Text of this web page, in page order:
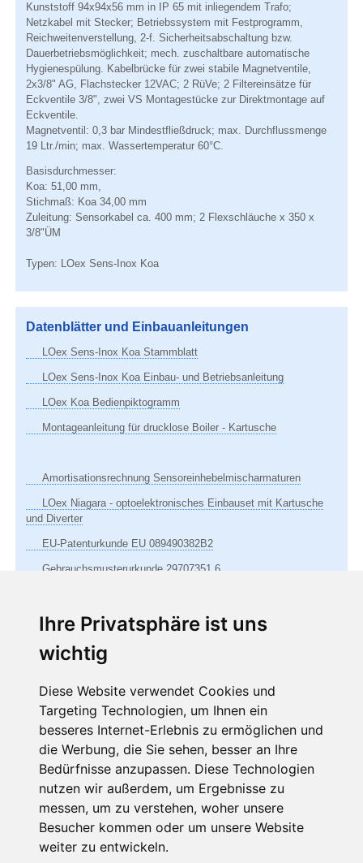
Ihre Privatsphäre ist uns
wichtig
Diese Website verwendet Cookies und
Targeting Technologien, um Ihnen ein
besseres Internet-Erlebnis zu ermöglichen und
die Werbung, die Sie sehen, besser an Ihre
Bedürfnisse anzupassen. Diese Technologien
nutzen wir außerdem, um Ergebnisse zu
messen, um zu verstehen, woher unsere
Besucher kommen oder um unsere Website
weiter zu entwickeln.
Kunststoff 94x94x56 mm in IP 65 mit inliegendem Trafo;
Netzkabel mit Stecker; Betriebssystem mit Festprogramm,
Reichweitenverstellung, 2-f. Sicherheitsabschaltung bzw.
Dauerbetriebsmöglichkeit; mech. zuschaltbare automatische
Hygienespülung. Kabelbrücke für zwei stabile Magnetventile,
2x3/8" AG, Flachstecker 12VAC; 2 RüVe; 2 Filtereinsätze für
Eckventile 3/8", zwei VS Montagestücke zur Direktmontage auf
Eckventile.
Magnetventil: 0,3 bar Mindestfließdruck; max. Durchflussmenge
19 Ltr./min; max. Wassertemperatur 60°C.
Basisdurchmesser:
Koa: 51,00 mm,
Stichmaß: Koa 34,00 mm
Zuleitung: Sensorkabel ca. 400 mm; 2 Flexschläuche x 350 x
3/8"ÜM
Typen: LOex Sens-Inox Koa
Datenblätter und Einbauanleitungen
LOex Sens-Inox Koa Stammblatt
LOex Sens-Inox Koa Einbau- und Betriebsanleitung
LOex Koa Bedienpiktogramm
Montageanleitung für drucklose Boiler - Kartusche
Amortisationsrechnung Sensoreinhebelmischarmaturen
LOex Niagara - optoelektronisches Einbauset mit Kartusche
und Diverter
EU-Patenturkunde EU 089490382B2
Gebrauchsmusterurkunde 29707351.6
Zum Bezug des Newsletters jetzt auf das grüne Feld
Newsletterverwaltung
Navigation
Sitemap AGB Datenschutz